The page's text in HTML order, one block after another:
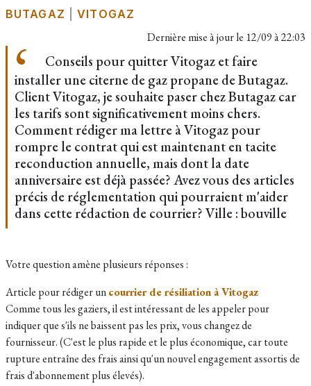
BUTAGAZ |VITOGAZ
Dernière mise à jour le 12/09 à 22:03
Conseils pour quitter Vitogaz et faire
installer une citerne de gaz propane de Butagaz.
Client Vitogaz, je souhaite paser chez Butagaz car
les tarifs sont significativement moins chers.
Comment rédiger ma lettre à Vitogaz pour
rompre le contrat qui est maintenant en tacite
reconduction annuelle, mais dont la date
anniversaire est déjà passée? Avez vous des articles
précis de réglementation qui pourraient m'aider
dans cette rédaction de courrier? Ville : bouville
Votre question amène plusieurs réponses :
Article pour rédiger uncourrier de résiliation à Vitogaz
Comme tous les gaziers, il est intéressant de les appeler pour
indiquer que s'ils ne baissent pas les prix, vous changez de
fournisseur. (C'est le plus rapide et le plus économique, car toute
rupture entraîne des frais ainsi qu'un nouvel engagement assortis de
frais d'abonnement plus élevés).